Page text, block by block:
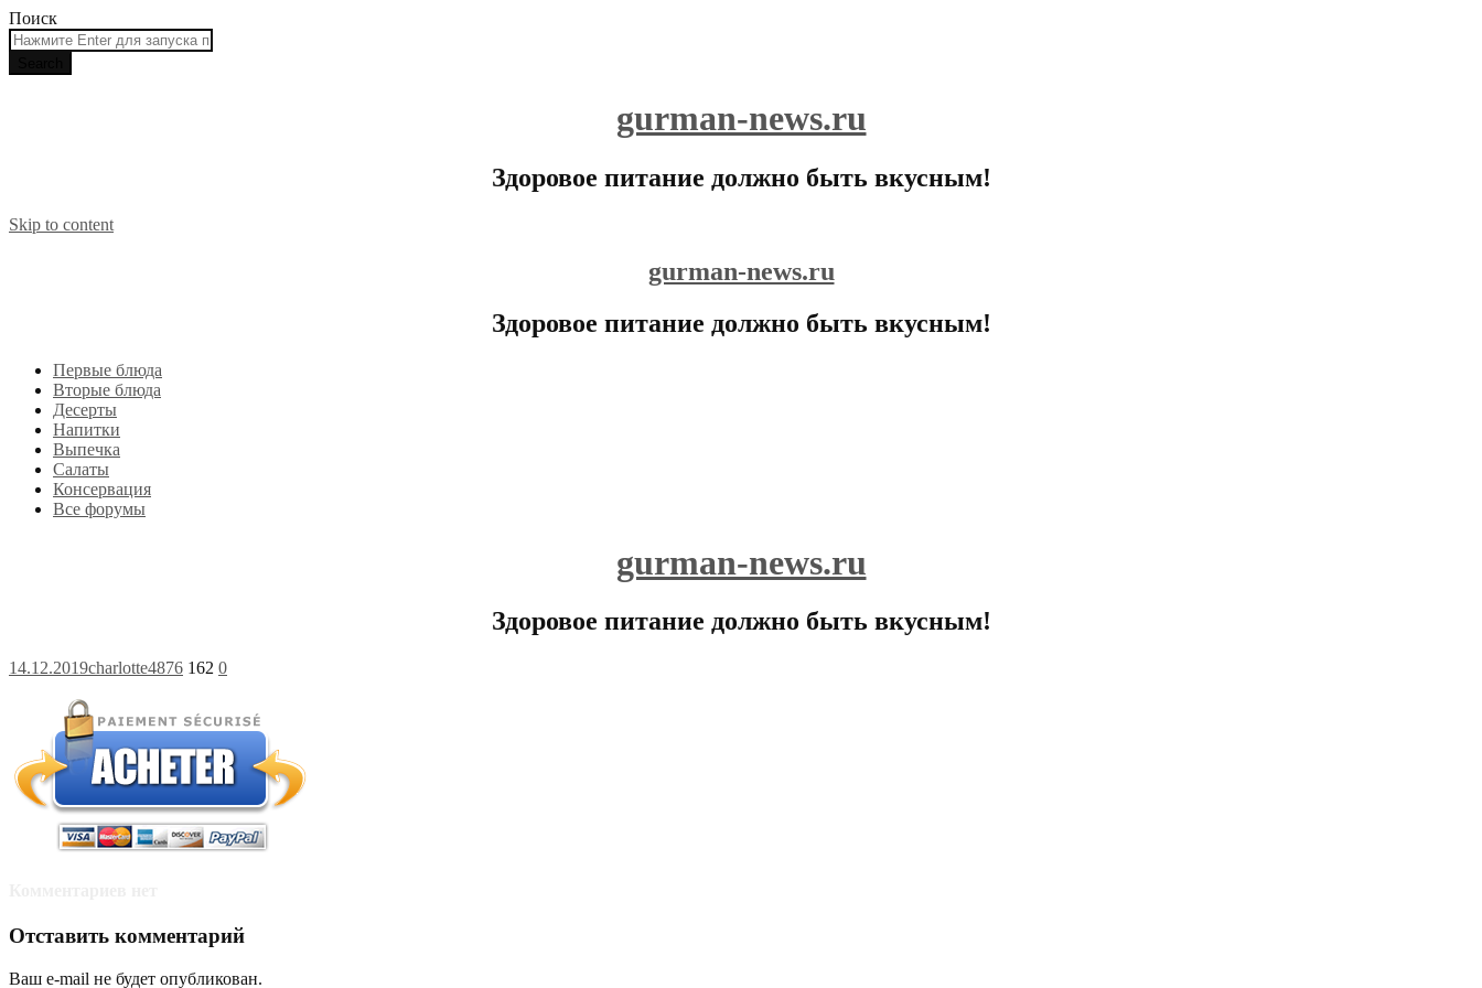
Поиск
gurman-news.ru
Здоровое питание должно быть вкусным!
Skip to content
gurman-news.ru
Здоровое питание должно быть вкусным!
Первые блюда
Вторые блюда
Десерты
Напитки
Выпечка
Салаты
Консервация
Все форумы
gurman-news.ru
Здоровое питание должно быть вкусным!
14.12.2019charlotte4876 162 0
Отставить комментарий
Ваш e-mail не будет опубликован.